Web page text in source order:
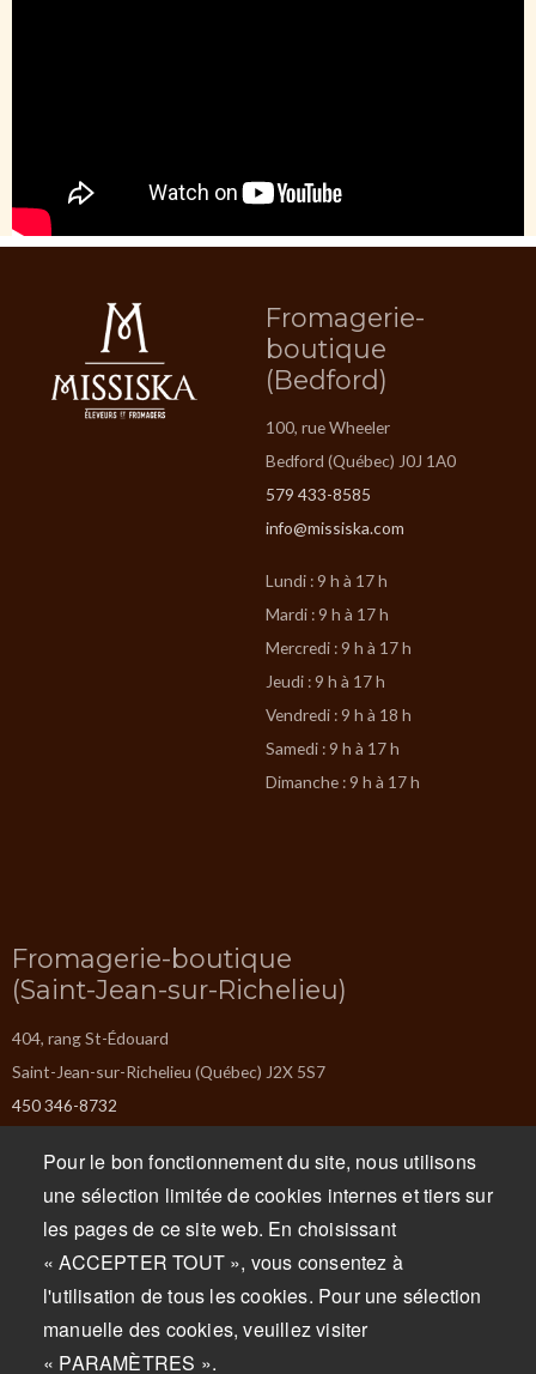
Fromagerie-
boutique
(Bedford)
100, rue Wheeler
Bedford (Québec) J0J 1A0
579 433-8585
info@missiska.com
Lundi : 9 h à 17 h
Mardi : 9 h à 17 h
Mercredi : 9 h à 17 h
Jeudi : 9 h à 17 h
Vendredi : 9 h à 18 h
Samedi : 9 h à 17 h
Dimanche : 9 h à 17 h
Fromagerie-boutique
(Saint-Jean-sur-Richelieu)
404, rang St-Édouard
Saint-Jean-sur-Richelieu (Québec) J2X 5S7
450 346-8732
Lundi : Fermé
Mardi : Fermé
Mercredi : 9 h à 17 h
Jeudi : 9 h à 17 h
Vendredi : 9 h à 17 h
Samedi : 9 h à 17 h
Pour le bon fonctionnement du site, nous utilisons
une sélection limitée de cookies internes et tiers sur
les pages de ce site web. En choisissant
« ACCEPTER TOUT », vous consentez à
l'utilisation de tous les cookies. Pour une sélection
manuelle des cookies, veuillez visiter
« PARAMÈTRES ».